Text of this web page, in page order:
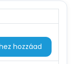
hozzáad